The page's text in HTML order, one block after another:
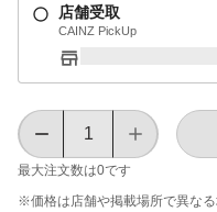
店舗受取
CAINZ PickUp
最大注文数は0です
※価格は​店舗や​掲載場所で​異なる​